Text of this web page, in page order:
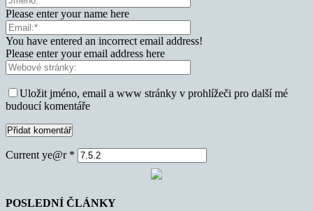
Please enter your name here
You have entered an incorrect email address!
Please enter your email address here
Uložit jméno, email a www stránky v prohlížeči pro další mé
budoucí komentáře
Current ye@r *
POSLEDNÍ ČLÁNKY